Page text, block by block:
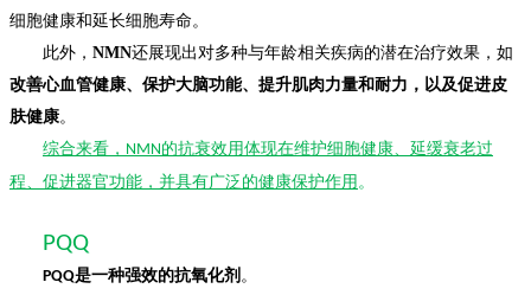
细胞健康和延长细胞寿命。
此外， NMN还展现出对多种与年龄相关疾病的潜在治疗效果，如
改善心血管健康、保护大脑功能、提升肌肉力量和耐力，以及促进皮
肤健康。
综合来看， NMN的抗衰效用体现在维护细胞健康、延缓衰老过
程、促进器官功能，并具有广泛的健康保护作用 。
PQQ
PQQ是一种强效的抗氧化剂 。